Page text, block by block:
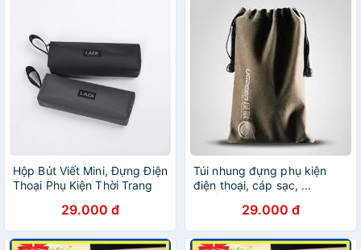
Hộp Bút Viết Mini, Đựng Điện
Thoại Phụ Kiện Thời Trang
29.000 đ
Túi nhung đựng phụ kiện
điện thoại, cáp sạc, ...
12x19cm UGREEN 20319
29.000 đ